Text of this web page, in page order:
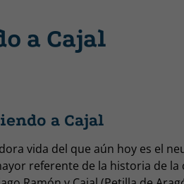
a Cajal
a Cajal
vida del que aún hoy es el
referente de la historia de la